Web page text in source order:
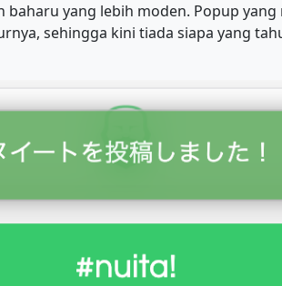
yang lebih moden. Popup
sehingga kini tiada siapa yang